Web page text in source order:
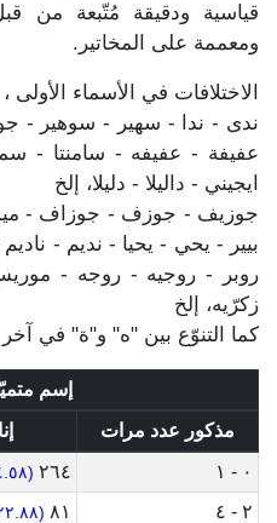
قياسية ودقيقة مُتّبعة من
ومعممة على المخاتير.
الاختلافات في الأسماء
ندى - ندا - سهير - سوهير -
عفيفة - عفيفه - سامنتا -
ايجيني - داليلا - دليلا، إلخ
جوزيف - جوزف - جوزاف -
بيير - يحي - يحيا - نديم -
روبر - روجيه - روجه -
زكرّيه، إلخ
كما التنوّع بين "ه" و"ة" في
إسم
مذكور عدد مرات
٠ - ١
٢٦٤ (٧٤.٥٨%)
٢ - ٤ ٨١ (٢٢.٨٨%)